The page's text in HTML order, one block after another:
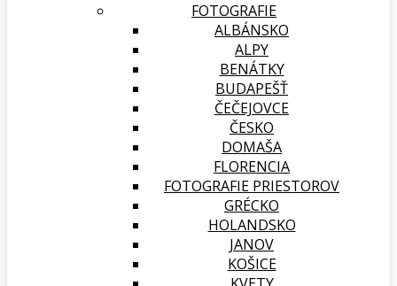
FOTOGRAFIE
ALBÁNSKO
ALPY
BENÁTKY
BUDAPEŠŤ
ČEČEJOVCE
ČESKO
DOMAŠA
FLORENCIA
FOTOGRAFIE PRIESTOROV
GRÉCKO
HOLANDSKO
JANOV
KOŠICE